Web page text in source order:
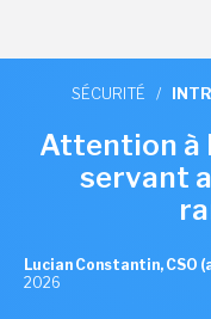
SÉCURITÉ /
Attention à
servant
Lucian Constantin, CSO
2026